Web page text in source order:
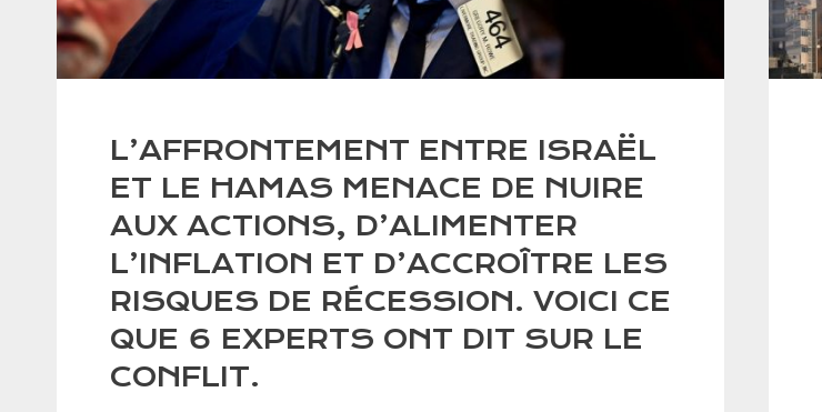
L’AFFRONTEMENT ENTRE ISRAËL
ET LE HAMAS MENACE DE NUIRE
AUX ACTIONS, D’ALIMENTER
L’INFLATION ET D’ACCROÎTRE LES
RISQUES DE RÉCESSION. VOICI CE
QUE 6 EXPERTS ONT DIT SUR LE
CONFLIT.